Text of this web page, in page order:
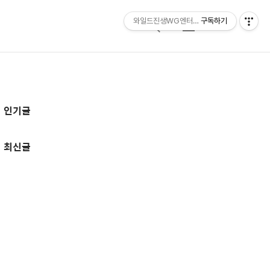
검
메
추
정
인기글
최신글
와일드진생WG엔터테인먼트
구독하기